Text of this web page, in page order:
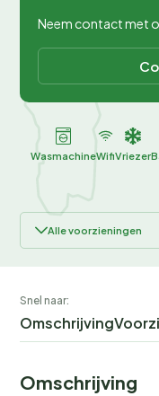
Neem contact met
WasmachineWifiVriezer
Alle voorzieningen
Snel naar:
Omschrijving
Omschrijving